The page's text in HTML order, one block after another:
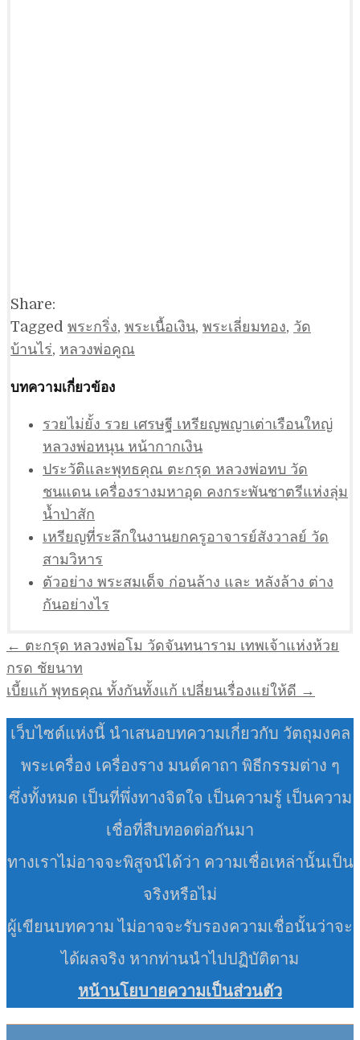
Share:
Tagged พระกริ่ง, พระเนื้อเงิน, พระเลี่ยมทอง, วัด
บ้านไร่, หลวงพ่อคูณ
บทความเกี่ยวข้อง
รวยไม่ยั้ง รวย เศรษฐี เหรียญพญาเต่าเรือนใหญ่
หลวงพ่อหนุน หน้ากากเงิน
ประวัติและพุทธคุณ ตะกรุด หลวงพ่อทบ วัด
ชนแดน เครื่องรางมหาอุด คงกระพันชาตรีแห่งลุ่ม
น้ำป่าสัก
เหรียญที่ระลึกในงานยกครูอาจารย์สังวาลย์ วัด
สามวิหาร
ตัวอย่าง พระสมเด็จ ก่อนล้าง และ หลังล้าง ต่าง
กันอย่างไร
แนะแนว
เรื่อง
← ตะกรุด หลวงพ่อโม วัดจันทนาราม เทพเจ้าแห่งห้วย
กรด ชัยนาท
เบี้ยแก้ พุทธคุณ ทั้งกันทั้งแก้ เปลี่ยนเรื่องแย่ให้ดี →
เว็บไซต์แห่งนี้ นำเสนอบทความเกี่ยวกับ วัตถุมงคล
พระเครื่อง เครื่องราง มนต์คาถา พิธีกรรมต่าง ๆ
ซึ่งทั้งหมด เป็นที่พึ่งทางจิตใจ เป็นความรู้ เป็นความ
เชื่อที่สืบทอดต่อกันมา
ทางเราไม่อาจจะพิสูจน์ได้ว่า ความเชื่อเหล่านั้นเป็น
จริงหรือไม่
ผู้เขียนบทความ ไม่อาจจะรับรองความเชื่อนั้นว่าจะ
ได้ผลจริง หากท่านนำไปปฏิบัติตาม
หน้านโยบายความเป็นส่วนตัว